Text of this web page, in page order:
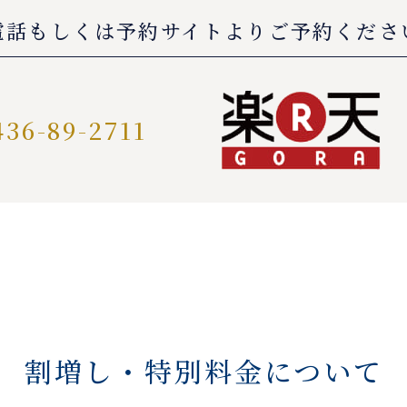
話もしくは予約サイトよりご予約くださ
89-2711
割増し・特別料金について